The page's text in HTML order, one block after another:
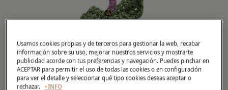
Usamos cookies propias y de terceros para gestionar la web, recabar
información sobre su uso, mejorar nuestros servicios y mostrarte
publicidad acorde con tus preferencias y navegación. Puedes pinchar en
ACEPTAR para permitir el uso de todas las cookies o en configuración
para ver el detalle y seleccionar qué tipo cookies deseas aceptar o
rechazar. +INFO